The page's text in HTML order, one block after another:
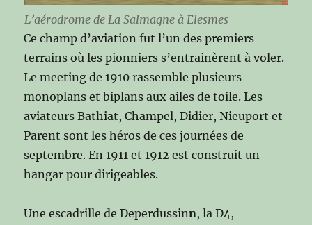
L’aérodrome de La Salmagne à Elesmes
Ce champ d’aviation fut l’un des premiers
terrains où les pionniers s’entrainèrent à voler.
Le meeting de 1910 rassemble plusieurs
monoplans et biplans aux ailes de toile. Les
aviateurs Bathiat, Champel, Didier, Nieuport et
Parent sont les héros de ces journées de
septembre. En 1911 et 1912 est construit un
hangar pour dirigeables.
Une escadrille de Deperdussinn, la D4,